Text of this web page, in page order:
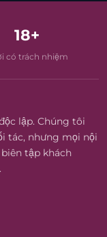
18+
có trách nhiệm
lập. Chúng tôi
tác, nhưng mọi nội
tập khách